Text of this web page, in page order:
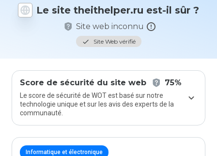
Le site theithelper.ru est-il sûr ?
Site web inconnu
Site Web vérifié
Score de sécurité du site web 75%
Le score de sécurité de WOT est basé sur notre
technologie unique et sur les avis des experts de la
communauté.
Informatique et électronique
vous à ce
site ?